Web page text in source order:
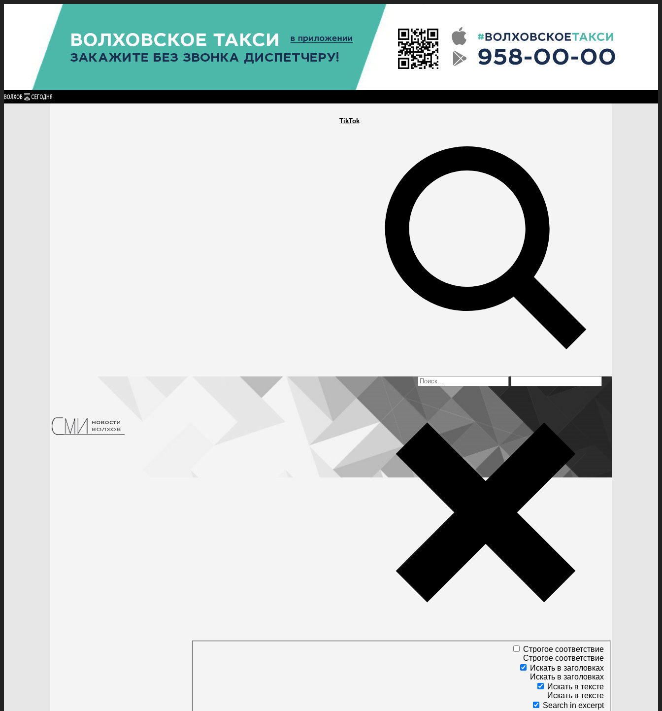
TikTok
Строгое соответствие
Строгое соответствие
Искать в заголовках
Искать в заголовках
Искать в тексте
Искать в тексте
Search in excerpt
ГЛАВНАЯ ПОЛИТИКАПРОИСШЕСТВИЯПРОКУРАТУРА СПОРТ КУЛЬТУРАПОСЕЛЕНИЯ ГЛАВНАЯ
ПОЛИТИКА
КУЛЬТУРА
ПОСЕЛЕНИЯ